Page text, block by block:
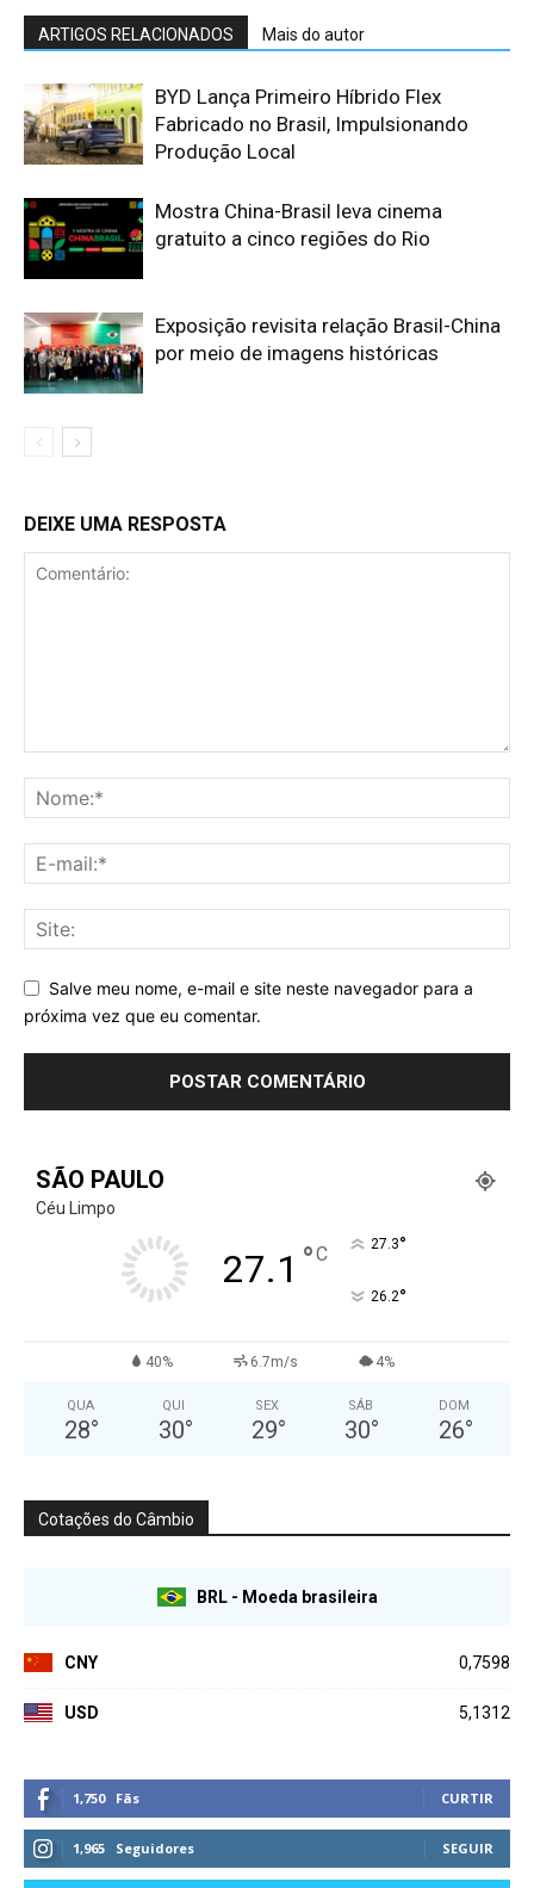
ARTIGOS RELACIONADOS Mais do autor
BYD Lança Primeiro Híbrido Flex
Fabricado no Brasil, Impulsionando
Produção Local
Mostra China-Brasil leva cinema
gratuito a cinco regiões do Rio
Exposição revisita relação Brasil-China
por meio de imagens históricas
DEIXE UMA RESPOSTA
Salve meu nome, e-mail e site neste navegador para a
próxima vez que eu comentar.
SÃO PAULO
Céu Limpo
27.1 °C 27.3°
26.2°
40% 6.7m/s 4%
QUA
28°
QUI
30°
SEX
29°
SÁB
30°
DOM
26°
Cotações do Câmbio
BRL - Moeda brasileira
CNY 0,7598
USD 5,1312
1,750 Fãs CURTIR
1,965 Seguidores SEGUIR